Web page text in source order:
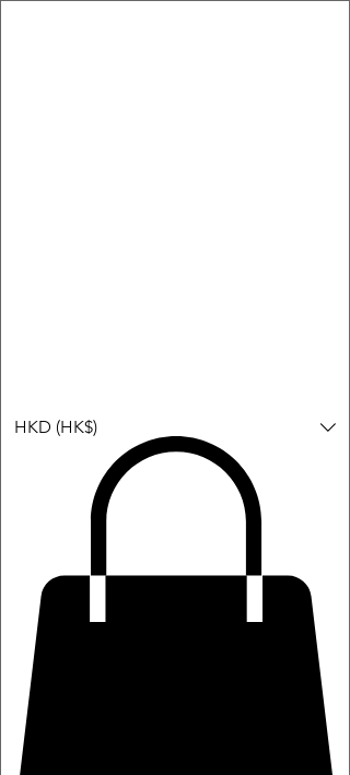
HKD (HK$)